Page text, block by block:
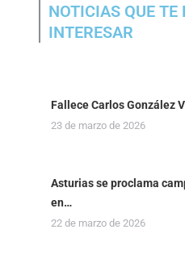
NOTICIAS QUE TE
INTERESAR
Fallece Carlos González
23 de marzo de 2026
Asturias se proclama
en…
22 de marzo de 2026